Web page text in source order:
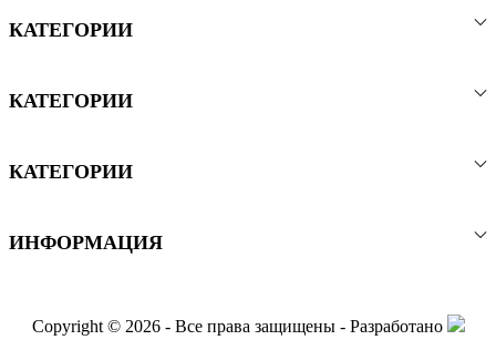
КАТЕГОРИИ
КАТЕГОРИИ
КАТЕГОРИИ
ИНФОРМАЦИЯ
Copyright © 2026 - Все права защищены - Разработано